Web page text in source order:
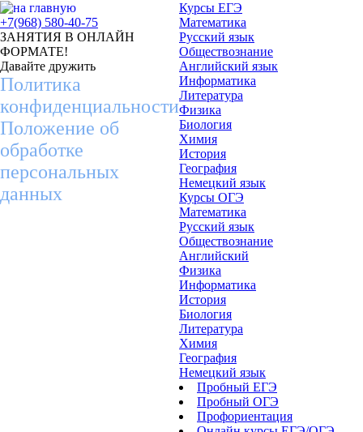
+7(968) 580-40-75
ЗАНЯТИЯ В ОНЛАЙН
ФОРМАТЕ!
Давайте дружить
Политика
конфиденциальности
Положение об
обработке
персональных
данных
Курсы ЕГЭ
Математика
Русский язык
Обществознание
Английский язык
Информатика
Литература
Физика
Биология
Химия
История
География
Немецкий язык
Курсы ОГЭ
Математика
Русский язык
Обществознание
Английский
Физика
Информатика
История
Биология
Литература
Химия
География
Немецкий язык
Пробный ЕГЭ
Пробный ОГЭ
Профориентация